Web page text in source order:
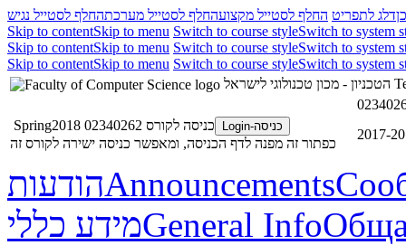
דלג לתפריט החלף לסטייל מקצועהחלף לסטייל מערכתהחלף לסטייל נגיש
Skip to contentSkip to menu Switch to course styleSwitch to system
Skip to contentSkip to menu Switch to course styleSwitch to system
Skip to contentSkip to menu Switch to course styleSwitch to system
כניסה-Login
כניסה לקורס 02340262 Spring2018
כפתור זה מפנה לדף הכניסה, ומאפשר כניסה ישירה לקורס זה
הודעותAnnouncements
מידע כלליGeneral Info